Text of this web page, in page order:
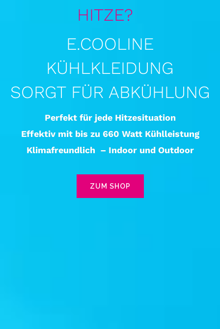
HITZE?
E.COOLINE
KÜHLKLEIDUNG
SORGT FÜR ABKÜHLUNG
Perfekt für jede Hitzesituation
Effektiv mit bis zu 660 Watt Kühlleistung
Klimafreundlich – Indoor und Outdoor
ZUM SHOP